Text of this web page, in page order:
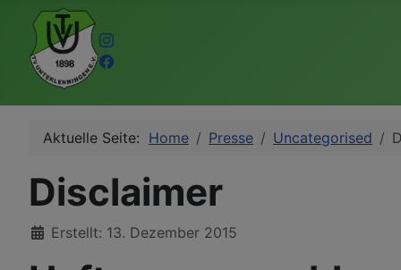
Aktuelle Seite: Home Presse Uncategorised
Disclaimer
DetailsErstellt: 13. Dezember 2015